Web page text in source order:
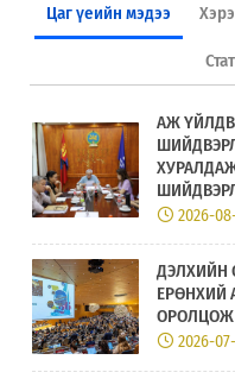
Цаг үеийн мэдээ
АЖ
2026-
ДЭЛХИЙН
ЕРӨНХИЙ
ОРОЛЦОЖ
2026-